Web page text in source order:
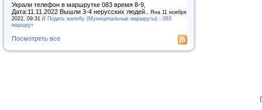
Украли телефон в маршрутке 083 время 8-9,
Дата:11.11.2022 Вышли 3-4 нерусских людей.. Яна 11 ноября
2022, 09:31 // Подать жалобу (Муниципальные маршруты) - 083
маршрут
Посмотреть все